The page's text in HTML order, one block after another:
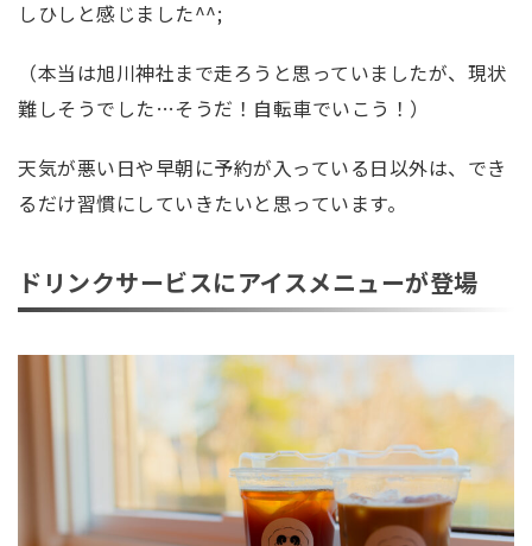
しひしと感じました^^;
（本当は旭川神社まで走ろうと思っていましたが、現状
難しそうでした…そうだ！自転車でいこう！）
天気が悪い日や早朝に予約が入っている日以外は、でき
るだけ習慣にしていきたいと思っています。
ドリンクサービスにアイスメニューが登場